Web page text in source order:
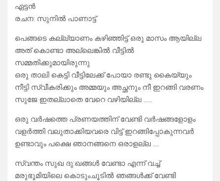
ഏട്ടൻ
രചന: സുനിൽ പാണാട്ട്
പെങ്ങടെ കല്ല്യാണം കഴിഞ്ഞിട്ട് ഒരു മാസം ആയില്ല
അത് കൊണ്ടാ അല്ലെങ്കിൽ വീട്ടിൽ
സമ്മതിക്കുമായിരുന്നു
ഒരു താലി കെട്ടി വീട്ടിലേക്ക് പോയാ രണ്ടു കൈയ്യും
നീട്ടി സ്വീകരിക്കും അമ്മയും അച്ഛനും നീ ഇറങ്ങി വരണം
സുജേ ഇതല്ലാതെ വേറെ വഴിയില്ല ……
ഒരു വർഷത്തെ പ്രണയത്തിന് വേണ്ടി വർഷങ്ങളോളം
വളർത്തി വലുതാക്കിയവരെ വിട്ട് ഇറങ്ങിപ്പോകുന്നവർ
ഉണ്ടാവും പക്ഷെ ഞാനങ്ങനെ ഒരാളല്ല ….
സ്വന്തം സുഖ ദു:ഖങ്ങൾ വേണ്ടാ എന്ന് വച്ച്
മരുഭൂമിയിലെ കൊടുംചൂടിൽ ഞങ്ങൾക്ക് വേണ്ടി